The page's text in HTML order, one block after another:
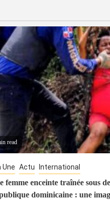
read
Une Actu International
femme enceinte traînée sous
dominicaine : une